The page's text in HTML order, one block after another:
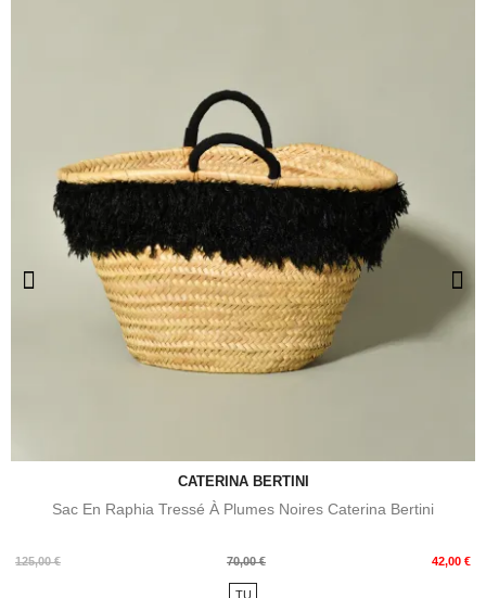
CATERINA BERTINI
Sac En Raphia Tressé À Plumes Noires Caterina Bertini
125,00 €
Prix
70,00 € 42,00 €
Prix
TU